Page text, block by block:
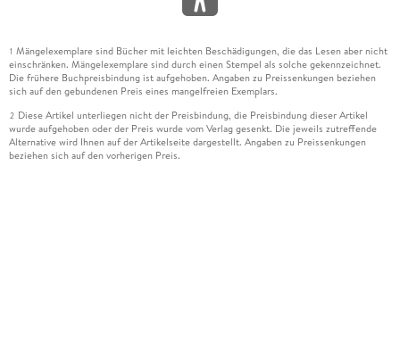
1 Mängelexemplare sind Bücher mit leichten Beschädigungen, die das Lesen aber nicht
einschränken. Mängelexemplare sind durch einen Stempel als solche gekennzeichnet.
Die frühere Buchpreisbindung ist aufgehoben. Angaben zu Preissenkungen beziehen
sich auf den gebundenen Preis eines mangelfreien Exemplars.
2 Diese Artikel unterliegen nicht der Preisbindung, die Preisbindung dieser Artikel
wurde aufgehoben oder der Preis wurde vom Verlag gesenkt. Die jeweils zutreffende
Alternative wird Ihnen auf der Artikelseite dargestellt. Angaben zu Preissenkungen
beziehen sich auf den vorherigen Preis.